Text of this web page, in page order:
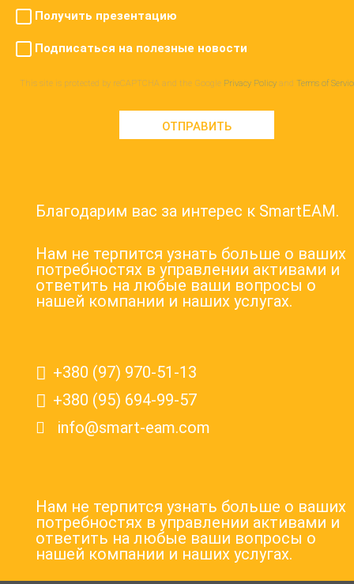
Получить презентацию
Подписаться на полезные новости
This site is protected by reCAPTCHA and the Google Privacy Policy and Terms of
ОТПРАВИТЬ
Благодарим вас за интерес к SmartEAM.
Нам не терпится узнать больше о ваших
потребностях в управлении активами и
ответить на любые ваши вопросы о
нашей компании и наших услугах.
+380 (97) 970-51-13
+380 (95) 694-99-57
info@smart-eam.com
Нам не терпится узнать больше о ваших
потребностях в управлении активами и
ответить на любые ваши вопросы о
нашей компании и наших услугах.